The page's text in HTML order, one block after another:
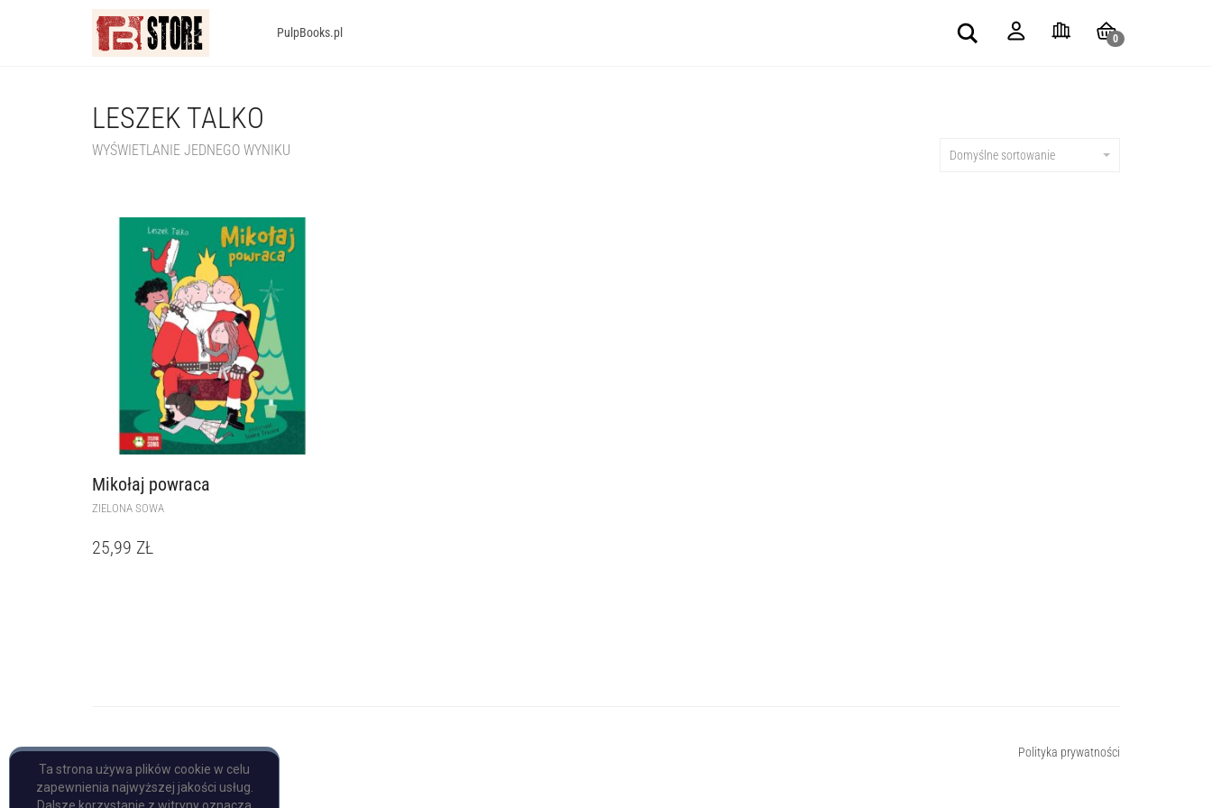
PulpBooks.pl Search
0
LESZEK TALKO
WYŚWIETLANIE JEDNEGO WYNIKU Domyślne sortowanie
Mikołaj powraca
ZIELONA SOWA
25,99 ZŁ
Copyright © Pulp Books
Polityka prywatności
Ta strona używa plików cookie w celu
zapewnienia najwyższej jakości usług.